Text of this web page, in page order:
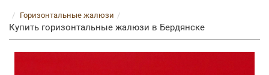
Горизонтальные жалюзи
Купить горизонтальные жалюзи в Бердянске